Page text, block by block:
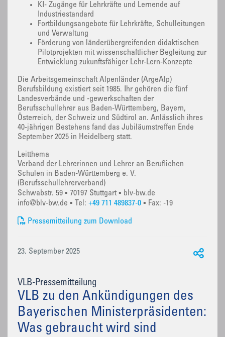
KI- Zugänge für Lehrkräfte und Lernende auf
Industriestandard
Fortbildungsangebote für Lehrkräfte, Schulleitungen
und Verwaltung
Förderung von länderübergreifenden didaktischen
Pilotprojekten mit wissenschaftlicher Begleitung zur
Entwicklung zukunftsfähiger Lehr-Lern-Konzepte
Die Arbeitsgemeinschaft Alpenländer (ArgeAlp)
Berufsbildung existiert seit 1985. Ihr gehören die fünf
Landesverbände und -gewerkschaften der
Berufsschullehrer aus Baden-Württemberg, Bayern,
Österreich, der Schweiz und Südtirol an. Anlässlich ihres
40-jährigen Bestehens fand das Jubiläumstreffen Ende
September 2025 in Heidelberg statt.
Leitthema
Verband der Lehrerinnen und Lehrer an Beruflichen
Schulen in Baden-Württemberg e. V.
(Berufsschullehrerverband)
Schwabstr. 59 ▪ 70197 Stuttgart ▪ blv-bw.de
info@blv-bw.de ▪ Tel: +49 711 489837-0 ▪ Fax: -19
Pressemitteilung zum Download
23. September 2025
VLB-Pressemitteilung
VLB zu den Ankündigungen des
Bayerischen Ministerpräsidenten:
Was gebraucht wird sind